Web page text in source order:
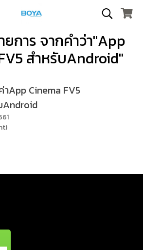
ยการ จากคำว่า"App
สำหรับAndroid"
App Cinema FV5
Android